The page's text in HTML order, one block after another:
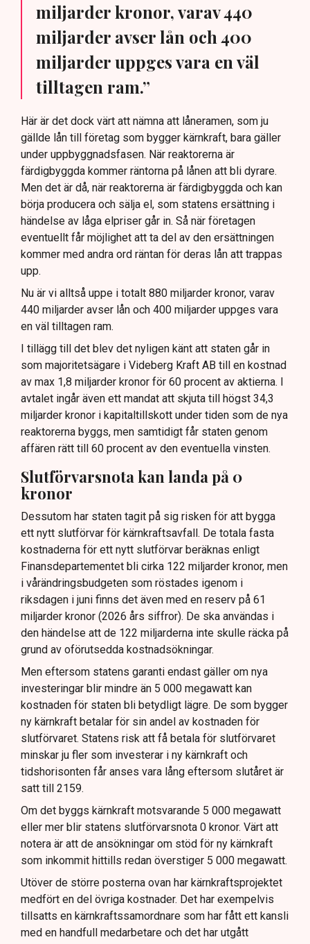
miljarder kronor, varav 440
miljarder avser lån och 400
miljarder uppges vara en väl
tilltagen ram.”
Här är det dock värt att nämna att låneramen, som ju
gällde lån till företag som bygger kärnkraft, bara gäller
under uppbyggnadsfasen. När reaktorerna är
färdigbyggda kommer räntorna på lånen att bli dyrare.
Men det är då, när reaktorerna är färdigbyggda och kan
börja producera och sälja el, som statens ersättning i
händelse av låga elpriser går in. Så när företagen
eventuellt får möjlighet att ta del av den ersättningen
kommer med andra ord räntan för deras lån att trappas
upp.
Nu är vi alltså uppe i totalt 880 miljarder kronor, varav
440 miljarder avser lån och 400 miljarder uppges vara
en väl tilltagen ram.
I tillägg till det blev det nyligen känt att staten går in
som majoritetsägare i Videberg Kraft AB till en kostnad
av max 1,8 miljarder kronor för 60 procent av aktierna. I
avtalet ingår även ett mandat att skjuta till högst 34,3
miljarder kronor i kapitaltillskott under tiden som de nya
reaktorerna byggs, men samtidigt får staten genom
affären rätt till 60 procent av den eventuella vinsten.
Slutförvarsnota kan landa på 0
kronor
Dessutom har staten tagit på sig risken för att bygga
ett nytt slutförvar för kärnkraftsavfall. De totala fasta
kostnaderna för ett nytt slutförvar beräknas enligt
Finansdepartementet bli cirka 122 miljarder kronor, men
i vårändringsbudgeten som röstades igenom i
riksdagen i juni finns det även med en reserv på 61
miljarder kronor (2026 års siffror). De ska användas i
den händelse att de 122 miljarderna inte skulle räcka på
grund av oförutsedda kostnadsökningar.
Men eftersom statens garanti endast gäller om nya
investeringar blir mindre än 5 000 megawatt kan
kostnaden för staten bli betydligt lägre. De som bygger
ny kärnkraft betalar för sin andel av kostnaden för
slutförvaret. Statens risk att få betala för slutförvaret
minskar ju fler som investerar i ny kärnkraft och
tidshorisonten får anses vara lång eftersom slutåret är
satt till 2159.
Om det byggs kärnkraft motsvarande 5 000 megawatt
eller mer blir statens slutförvarsnota 0 kronor. Värt att
notera är att de ansökningar om stöd för ny kärnkraft
som inkommit hittills redan överstiger 5 000 megawatt.
Utöver de större posterna ovan har kärnkraftsprojektet
medfört en del övriga kostnader. Det har exempelvis
tillsatts en kärnkraftssamordnare som har fått ett kansli
med en handfull medarbetare och det har utgått